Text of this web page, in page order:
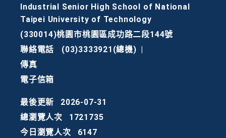
Industrial Senior High School of National
Taipei University of Technology
(330014)桃園市桃園區成功路二段144號
聯絡電話
(03)3333921(總機)
傳真
電子信箱
最後更新
2026-07-31
總瀏覽人次
1721735
今日瀏覽人次
6147